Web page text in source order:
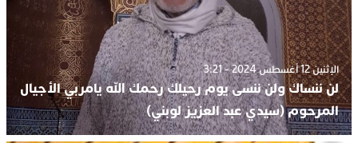
الإثنين 12 أغسطس 2024 - 3:21
لن ننساك ولن ننسى يوم رحيلك رحمك الله يامربي الأجيال
المرحوم (سيدي عبد العزيز لوبني)